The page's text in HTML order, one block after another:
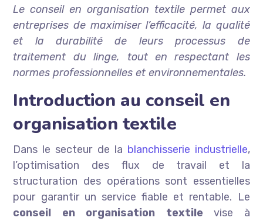
Le conseil en organisation textile permet aux
entreprises de maximiser l’efficacité, la qualité
et la durabilité de leurs processus de
traitement du linge, tout en respectant les
normes professionnelles et environnementales.
Introduction au conseil en
organisation textile
Dans le secteur de la blanchisserie industrielle,
l’optimisation des flux de travail et la
structuration des opérations sont essentielles
pour garantir un service fiable et rentable. Le
conseil en organisation textile vise à